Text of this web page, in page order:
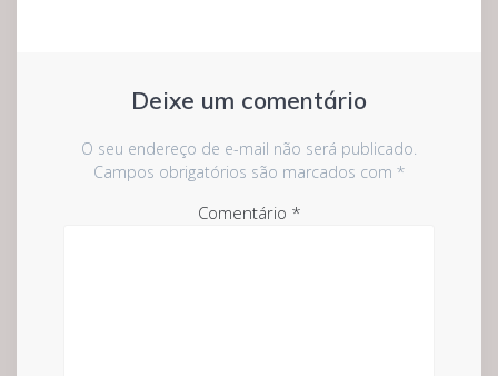
Deixe um comentário
O seu endereço de e-mail não será publicado.
Campos obrigatórios são marcados com *
Comentário *